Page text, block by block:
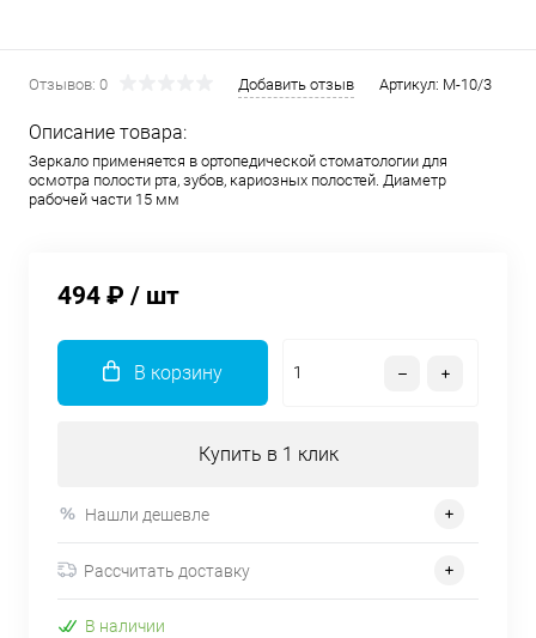
Отзывов: 0 Добавить отзыв Артикул: М-10/3
Описание товара:
Зеркало применяется в ортопедической стоматологии для
осмотра полости рта, зубов, кариозных полостей. Диаметр
рабочей части 15 мм
494 ₽ / шт
В корзину
Купить в 1 клик
Нашли дешевле
Рассчитать доставку
В наличии